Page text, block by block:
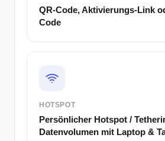
QR-Code, Aktivierungs-Link
Code
HOTSPOT
Persönlicher Hotspot /
Datenvolumen mit Laptop &